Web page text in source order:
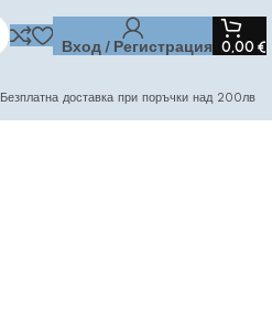
Вход / Регистрация 0,00 €
Безплатна доставка при поръчки над 200лв